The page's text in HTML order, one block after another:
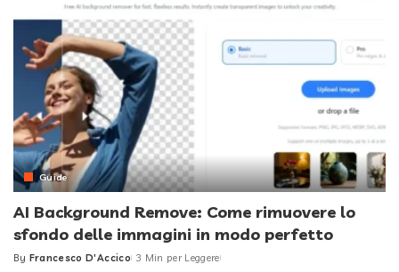
Guide
AI Background Remove: Come rimuovere lo
sfondo delle immagini in modo perfetto
Posted
By Francesco D'Accico 3 Min per Leggere